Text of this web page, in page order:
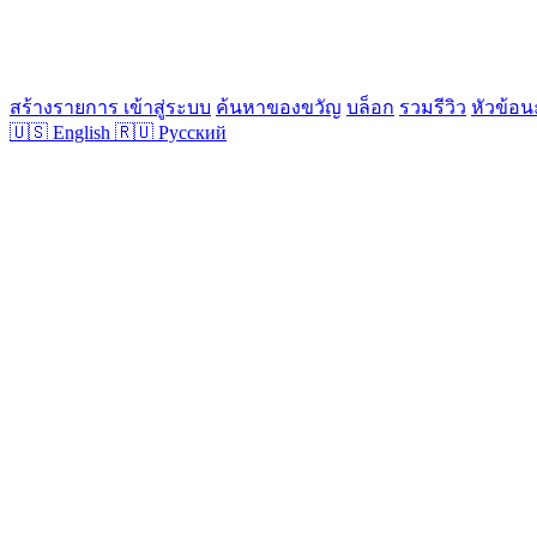
สร้างรายการ เข้าสู่ระบบ ค้นหาของขวัญ บล็อก รวมรีวิว หัวข้อน
🇺🇸 English 🇷🇺 Русский